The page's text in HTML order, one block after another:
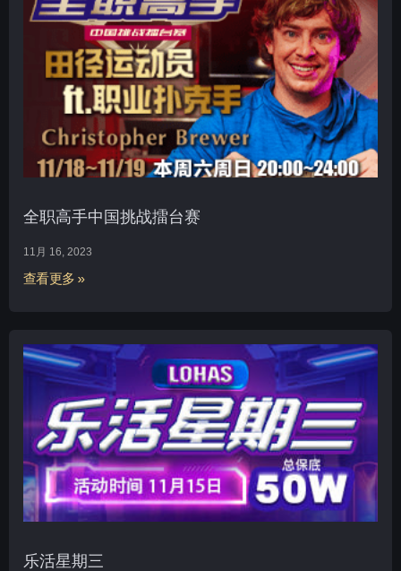
全职高手中国挑战擂台赛
11月 16, 2023
查看更多 »
乐活星期三